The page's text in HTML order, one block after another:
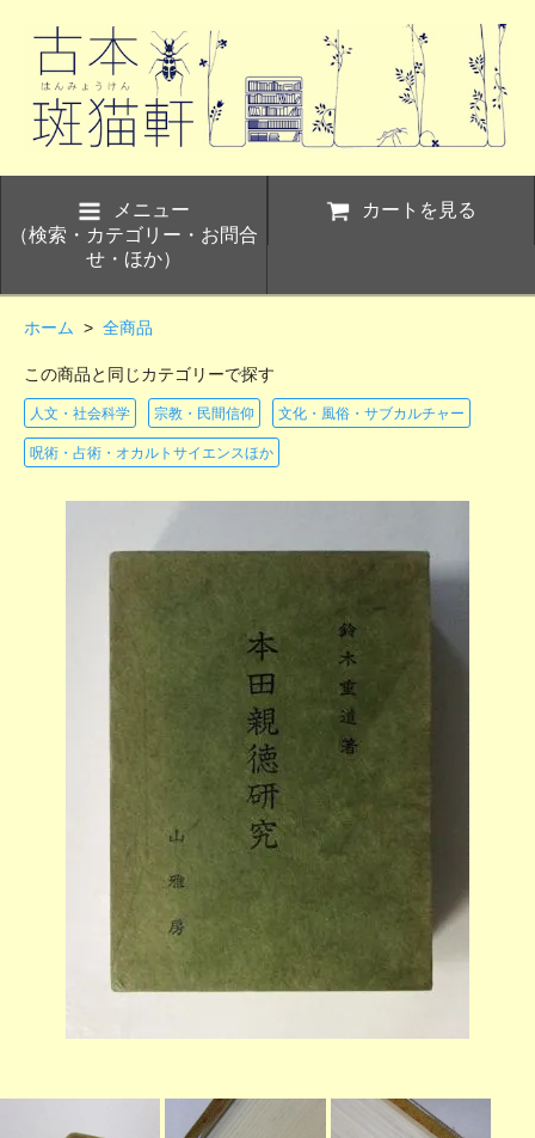
メニュー
（検索・カテゴリー・お問合
せ・ほか）
カートを見る
ホーム > 全商品
この商品と同じカテゴリーで探す
人文・社会科学 宗教・民間信仰 文化・風俗・サブカルチャー
呪術・占術・オカルトサイエンスほか